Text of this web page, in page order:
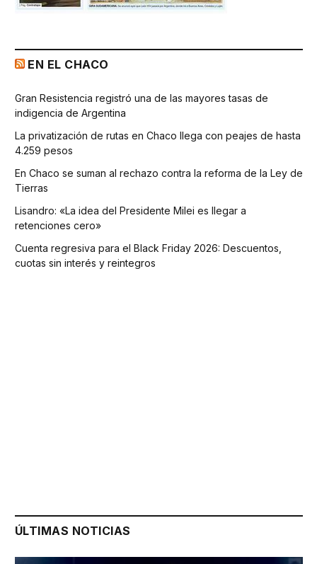
EN EL CHACO
Gran Resistencia registró una de las mayores tasas de
indigencia de Argentina
La privatización de rutas en Chaco llega con peajes de hasta
4.259 pesos
En Chaco se suman al rechazo contra la reforma de la Ley de
Tierras
Lisandro: «La idea del Presidente Milei es llegar a
retenciones cero»
Cuenta regresiva para el Black Friday 2026: Descuentos,
cuotas sin interés y reintegros
ÚLTIMAS NOTICIAS